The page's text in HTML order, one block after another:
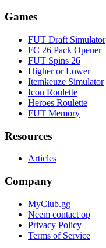
Games
FUT Draft Simulator
FC 26 Pack Opener
FUT Spins 26
Higher or Lower
Itemkeuze Simulator
Icon Roulette
Heroes Roulette
FUT Memory
Resources
Articles
Company
MyClub.gg
Neem contact op
Privacy Policy
Terms of Service